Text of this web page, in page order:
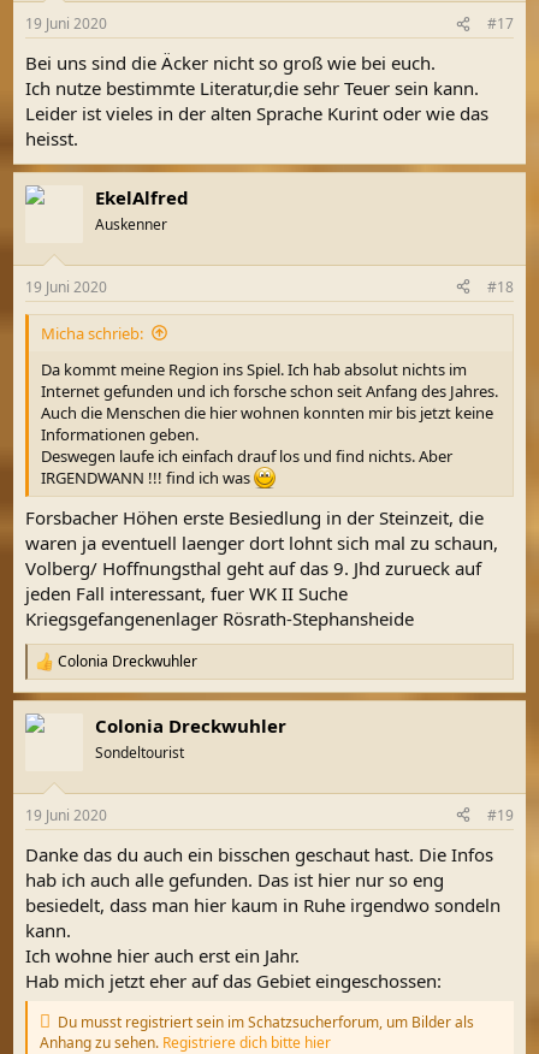
e
:
19 Juni 2020 #17
Bei uns sind die Äcker nicht so groß wie bei euch.
Ich nutze bestimmte Literatur,die sehr Teuer sein kann.
Leider ist vieles in der alten Sprache Kurint oder wie das
heisst.
EkelAlfred
Auskenner
19 Juni 2020 #18
Micha schrieb:
Da kommt meine Region ins Spiel. Ich hab absolut nichts im
Internet gefunden und ich forsche schon seit Anfang des Jahres.
Auch die Menschen die hier wohnen konnten mir bis jetzt keine
Informationen geben.
Deswegen laufe ich einfach drauf los und find nichts. Aber
IRGENDWANN !!! find ich was
Forsbacher Höhen erste Besiedlung in der Steinzeit, die
waren ja eventuell laenger dort lohnt sich mal zu schaun,
Volberg/ Hoffnungsthal geht auf das 9. Jhd zurueck auf
jeden Fall interessant, fuer WK II Suche
Kriegsgefangenenlager Rösrath-Stephansheide
R
e
a
k
e
:
Colonia Dreckwuhler
Colonia Dreckwuhler
Sondeltourist
19 Juni 2020 #19
Danke das du auch ein bisschen geschaut hast. Die Infos
hab ich auch alle gefunden. Das ist hier nur so eng
besiedelt, dass man hier kaum in Ruhe irgendwo sondeln
kann.
Ich wohne hier auch erst ein Jahr.
Hab mich jetzt eher auf das Gebiet eingeschossen:
Du musst registriert sein im Schatzsucherforum, um Bilder als
Anhang zu sehen. Registriere dich bitte hier